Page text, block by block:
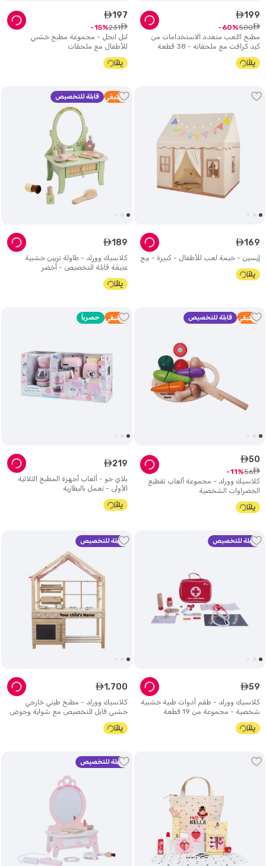
مطبخ اللعب متعدد الاستخدامات من
كيد كرافت مع ملحقاته - 38 قطعة
ê199
ê
500
60
لتل انجل - مجموعة مطبخ خشبي
للأطفال مع ملحقات
ê197
ê
231
15
إيسين - خيمة لعب للأطفال - كبيرة - بيج
ê169
2 متبقي قابلة للتخصيص
كلاسيك وورلد - طاولة تزيين خشبية
عتيقة قابلة للتخصيص - أخضر
ê189
5 متبقي قابلة للتخصيص
كلاسيك وورلد - مجموعة ألعاب تقطيع
الخضراوات الشخصية
ê50
ê
56
11
5 متبقي حصرياً
بلاي جو - ألعاب أجهزة المطبخ الثلاثية
الأولى - تعمل بالبطارية
ê219
قابلة للتخصيص
كلاسيك وورلد - طقم أدوات طبية خشبية
شخصية - مجموعة من 19 قطعة
ê59
قابلة للتخصيص
كلاسيك وورلد - مطبخ طيني خارجي
خشبي قابل للتخصيص مع شواية وحوض
- بني
ê1,700
قابلة للتخصيص